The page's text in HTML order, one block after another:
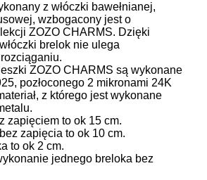
z włóczki bawełnianej,
wzbogacony jest o
ZOZO CHARMS. Dzięki
brelok nie ulega
ZOZO CHARMS są wykonane
pozłoconego 2 mikronami 24K
z którego jest wykonane
zapięciem to ok 15 cm.
zapięcia to ok 10 cm.
to ok 2 cm.
jednego breloka bez